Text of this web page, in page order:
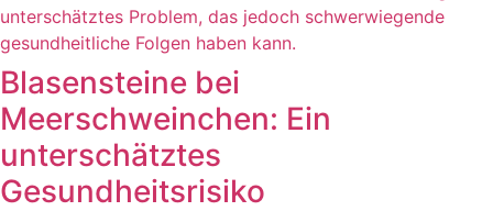
Blasensteine bei
Meerschweinchen: Ein
unterschätztes
Gesundheitsrisiko